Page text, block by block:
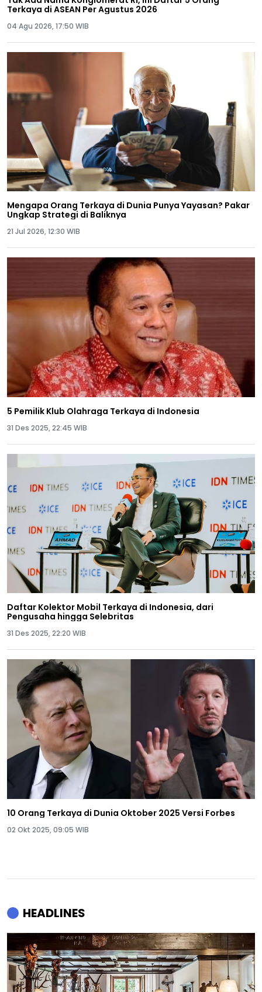
Terkaya di ASEAN Per Agustus 2026
04 Agu 2026, 17:50 WIB
Mengapa Orang Terkaya di Dunia Punya Yayasan? Pakar
Ungkap Strategi di Baliknya
21 Jul 2026, 12:30 WIB
5 Pemilik Klub Olahraga Terkaya di Indonesia
31 Des 2025, 22:45 WIB
Daftar Kolektor Mobil Terkaya di Indonesia, dari
Pengusaha hingga Selebritas
31 Des 2025, 22:20 WIB
10 Orang Terkaya di Dunia Oktober 2025 Versi Forbes
02 Okt 2025, 09:05 WIB
HEADLINES